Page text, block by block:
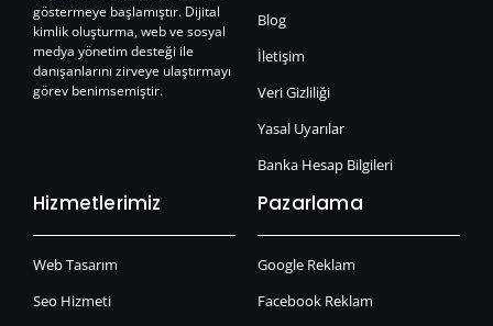
göstermeye başlamıştır. Dijital
kimlik oluşturma, web ve sosyal
medya yönetim desteği ile
danışanlarını zirveye ulaştırmayı
görev benimsemiştir.
Blog
İletişim
Veri Gizliliği
Yasal Uyarılar
Banka Hesap Bilgileri
Hizmetlerimiz
Web Tasarım
Seo Hizmeti
Pazarlama
Google Reklam
Facebook Reklam